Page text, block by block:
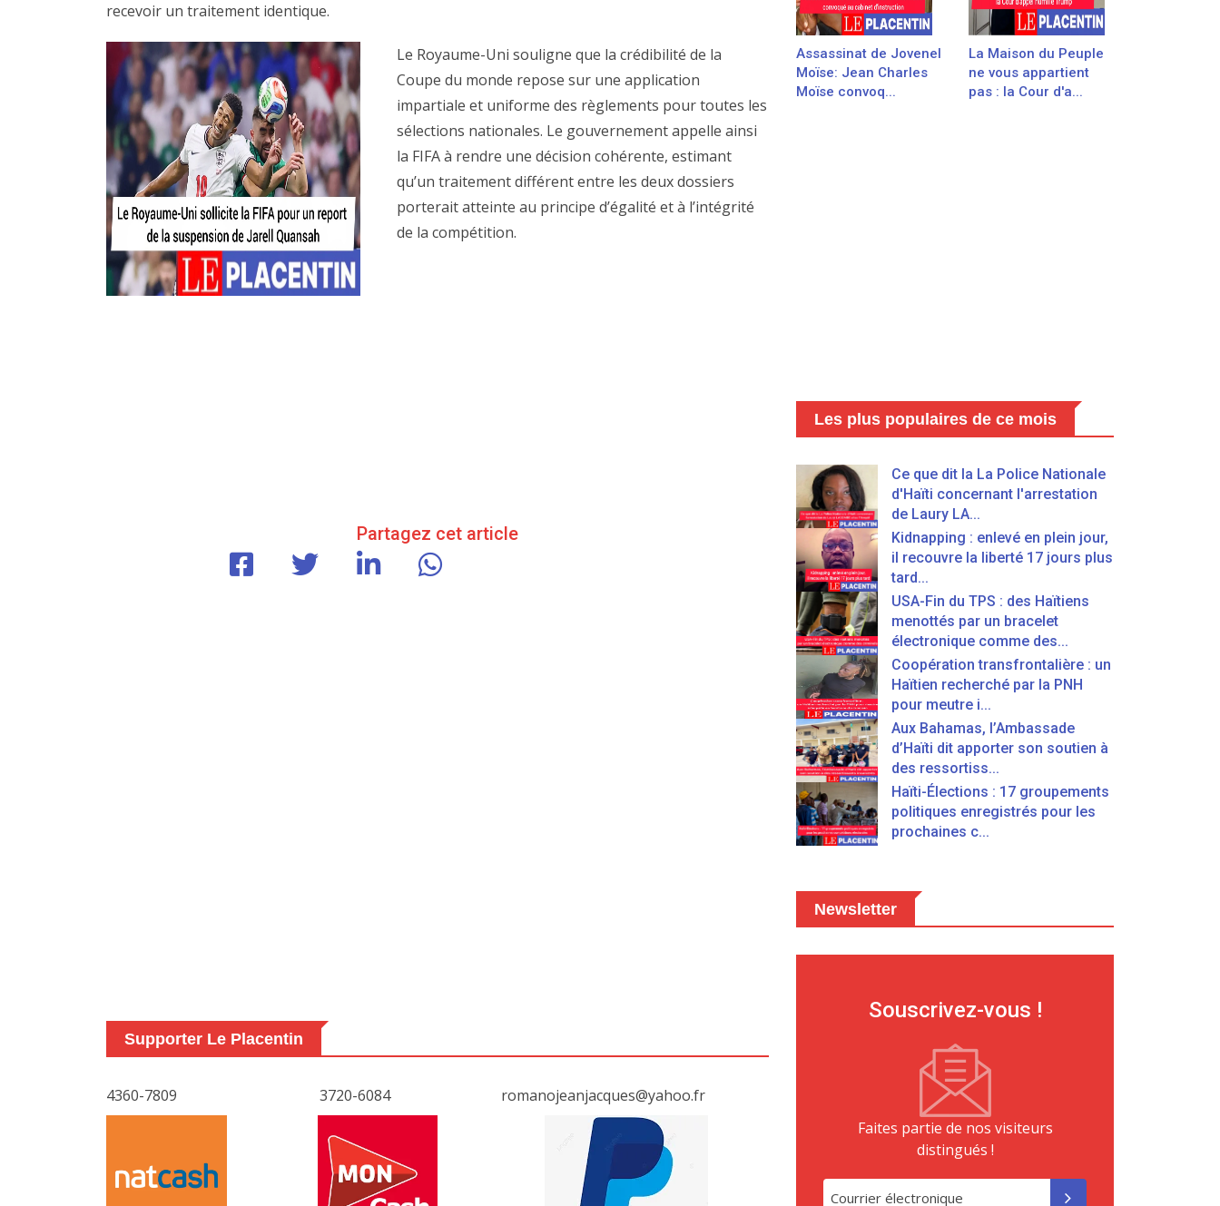
recevoir un traitement identique.
Le Royaume-Uni souligne que la crédibilité de la
Coupe du monde repose sur une application
impartiale et uniforme des règlements pour toutes les
sélections nationales. Le gouvernement appelle ainsi
la FIFA à rendre une décision cohérente, estimant
qu’un traitement différent entre les deux dossiers
porterait atteinte au principe d’égalité et à l’intégrité
de la compétition.
Partagez cet article
Supporter Le Placentin
4360-7809 3720-6084 romanojeanjacques@yahoo.fr
Assassinat de Jovenel
Moïse: Jean Charles
Moïse convoq...
La Maison du Peuple
ne vous appartient
pas : la Cour d'a...
Les plus populaires de ce mois
Ce que dit la La Police Nationale
d'Haïti concernant l'arrestation
de Laury LA...
Kidnapping : enlevé en plein jour,
il recouvre la liberté 17 jours plus
tard...
USA-Fin du TPS : des Haïtiens
menottés par un bracelet
électronique comme des...
Coopération transfrontalière : un
Haïtien recherché par la PNH
pour meutre i...
Aux Bahamas, l’Ambassade
d’Haïti dit apporter son soutien à
des ressortiss...
Haïti-Élections : 17 groupements
politiques enregistrés pour les
prochaines c...
Newsletter
Souscrivez-vous !
Faites partie de nos visiteurs
distingués !